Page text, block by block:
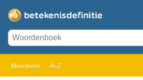
Members A-Z